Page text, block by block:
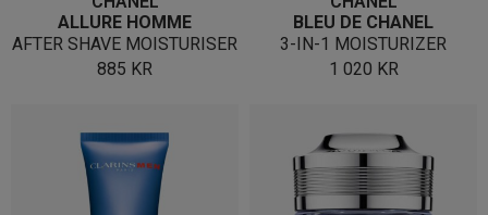
ALLURE HOMME
AFTER SHAVE MOISTURISER
885 KR
BLEU DE CHANEL
3-IN-1 MOISTURIZER
1 020 KR